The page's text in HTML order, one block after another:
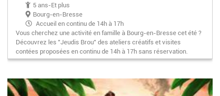
5 ans-Et plus
Bourg-en-Bresse
Accueil en continu de 14h à 17h
Vous cherchez une activité en famille à Bourg-en-Bresse cet été ?
Découvrez les "Jeudis Brou" des ateliers créatifs et visites
contées proposées en continu de 14h à 17h sans réservation.